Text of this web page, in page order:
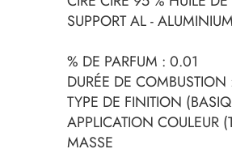
SUPPORT AL -
% DE PARFUM : 0.01
DURÉE DE
TYPE DE FINITION
APPLICATION COULEUR
MASSE